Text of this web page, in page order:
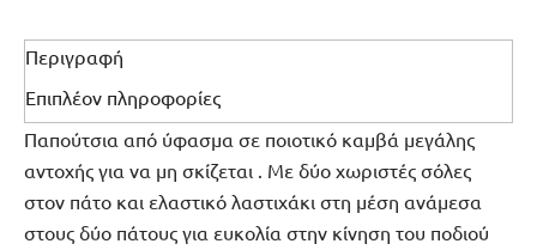
Περιγραφή
Επιπλέον πληροφορίες
Παπούτσια από ύφασμα σε ποιοτικό καμβά μεγάλης
αντοχής για να μη σκίζεται . Με δύο χωριστές σόλες
στον πάτο και ελαστικό λαστιχάκι στη μέση ανάμεσα
στους δύο πάτους για ευκολία στην κίνηση του ποδιού